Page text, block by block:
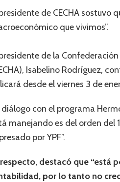
de CECHA sostuvo
que vivimos”.
de la
Isabelino Rodríguez,
desde el viernes 3 de
diálogo con el programa
manejando es del orden del
por YPF”.
destacó que “está
por lo tanto no